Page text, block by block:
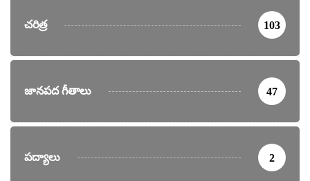
చరిత్ర 103
జానపద గీతాలు 47
పద్యాలు 2